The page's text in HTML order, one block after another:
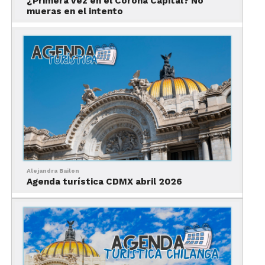
Fotografía de la de las Culturas Amigas: Wikimedia Commons.
Este año habrá tres pabellones con el fin de darle
su lugar al diseño:
Pabellón de la Ciudad de
México
mueras en el intento
Alejandra Bailon
Agenda turística CDMX abril 2026